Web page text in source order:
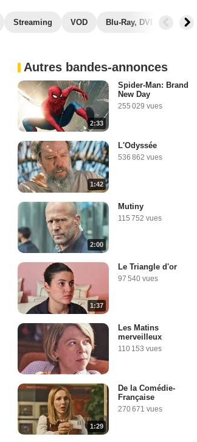
Streaming VOD Blu-Ray, DVD Photos
Autres bandes-annonces
2:33
Spider-Man: Brand
New Day
255 029 vues
1:42
L'Odyssée
536 862 vues
2:00
Mutiny
115 752 vues
1:37
Le Triangle d'or
97 540 vues
Les Matins
merveilleux
110 153 vues
1:29
De la Comédie-
Française
270 671 vues